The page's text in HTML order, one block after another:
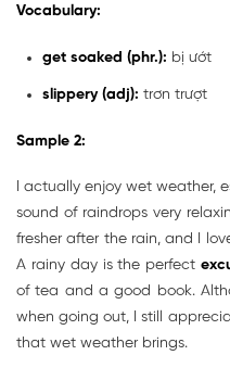
Vocabulary:
get soaked (phr.): bị ướt
slippery (adj): trơn trượt
Sample 2:
I actually enjoy wet weather,
sound of raindrops very
fresher after the rain, and I
A rainy day is the perfect
of tea and a good book.
when going out, I still
that wet weather brings.